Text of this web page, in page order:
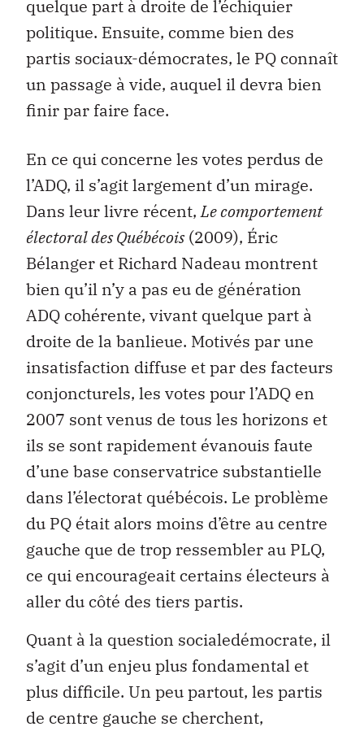
quelque part à droite de l’échiquier
politique. Ensuite, comme bien des
partis sociaux-démocrates, le PQ connaît
un passage à vide, auquel il devra bien
finir par faire face.
En ce qui concerne les votes perdus de
l’ADQ, il s’agit largement d’un mirage.
Dans leur livre récent,Le comportement
électoral des Québécois(2009), Éric
Bélanger et Richard Nadeau montrent
bien qu’il n’y a pas eu de génération
ADQ cohérente, vivant quelque part à
droite de la banlieue. Motivés par une
insatisfaction diffuse et par des facteurs
conjoncturels, les votes pour l’ADQ en
2007 sont venus de tous les horizons et
ils se sont rapidement évanouis faute
d’une base conservatrice substantielle
dans l’électorat québécois. Le problème
du PQ était alors moins d’être au centre
gauche que de trop ressembler au PLQ,
ce qui encourageait certains électeurs à
aller du côté des tiers partis.
Quant à la question socialedémocrate, il
s’agit d’un enjeu plus fondamental et
plus difficile. Un peu partout, les partis
de centre gauche se cherchent,